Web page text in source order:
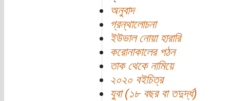
অনুবাদ
গ্রন্থালোচনা
ইউভাল নোয়া হারারি
করোনাকালের পঠন
তাক থেকে নামিয়ে
২০২০ বইচিত্র
যুবা (১৮ বছর বা তদুর্দ্ধ)